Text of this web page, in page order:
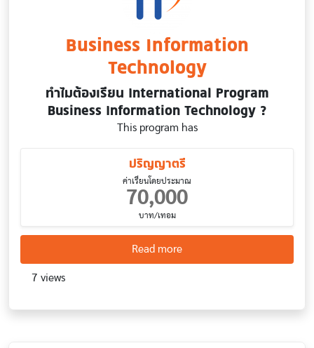
Business Information
Technology
ทำไมต้องเรียน International Program
Business Information Technology ?
This program has
ปริญญาตรี
ค่าเรียนโดยประมาณ
70,000
บาท/เทอม
Read moreabout Business
7 views